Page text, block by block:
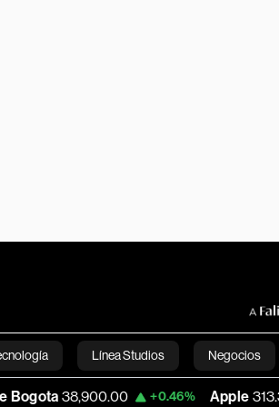
Línea Studios Negocios
English+0.46% Apple 313.305 +0.25%